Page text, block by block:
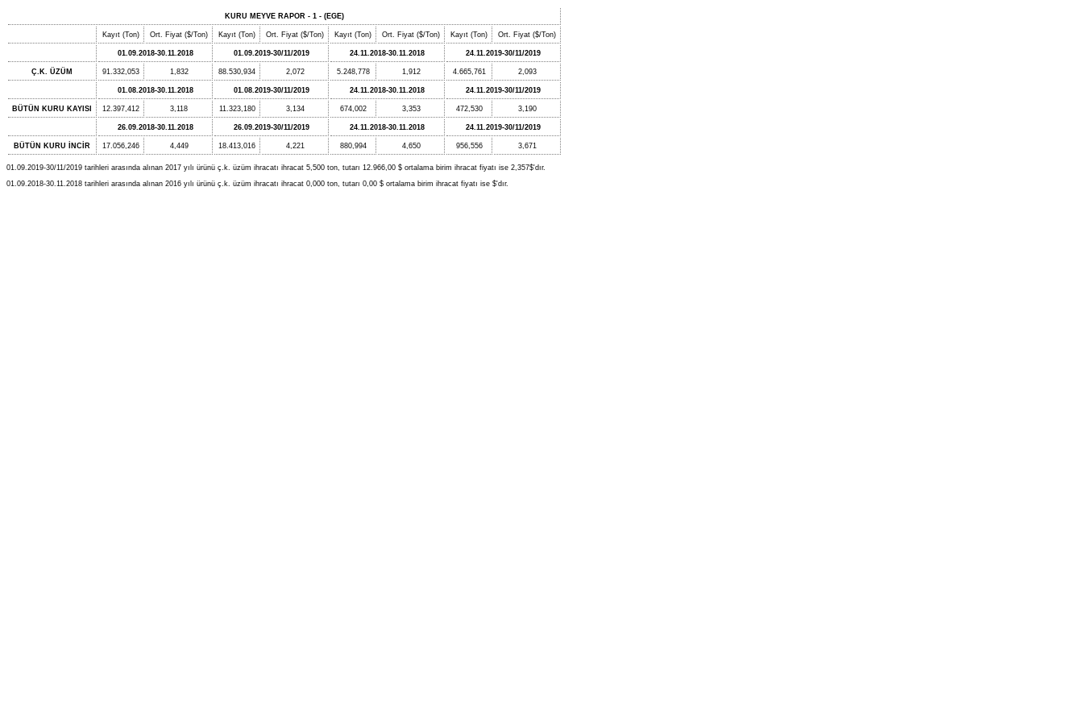
KURU MEYVE RAPOR - 1 - (EGE)
Kayıt (Ton) Ort. Fiyat ($/Ton) Kayıt (Ton) Ort. Fiyat ($/Ton) Kayıt (Ton) Ort. Fiyat ($/Ton) Kayıt (Ton) Ort. Fiyat ($/Ton)
01.09.2018-30.11.2018 01.09.2019-30/11/2019 24.11.2018-30.11.2018 24.11.2019-30/11/2019
Ç.K. ÜZÜM 91.332,053 1,832 88.530,934 2,072 5.248,778 1,912 4.665,761 2,093
01.08.2018-30.11.2018 01.08.2019-30/11/2019 24.11.2018-30.11.2018 24.11.2019-30/11/2019
BÜTÜN KURU KAYISI 12.397,412 3,118 11.323,180 3,134 674,002 3,353 472,530 3,190
26.09.2018-30.11.2018 26.09.2019-30/11/2019 24.11.2018-30.11.2018 24.11.2019-30/11/2019
BÜTÜN KURU İNCİR 17.056,246 4,449 18.413,016 4,221 880,994 4,650 956,556 3,671
01.09.2019-30/11/2019 tarihleri arasında alınan 2017 yılı ürünü ç.k. üzüm ihracatı ihracat 5,500 ton, tutarı 12.966,00 $ ortalama birim ihracat fiyatı ise 2,357$'dır.
01.09.2018-30.11.2018 tarihleri arasında alınan 2016 yılı ürünü ç.k. üzüm ihracatı ihracat 0,000 ton, tutarı 0,00 $ ortalama birim ihracat fiyatı ise $'dır.